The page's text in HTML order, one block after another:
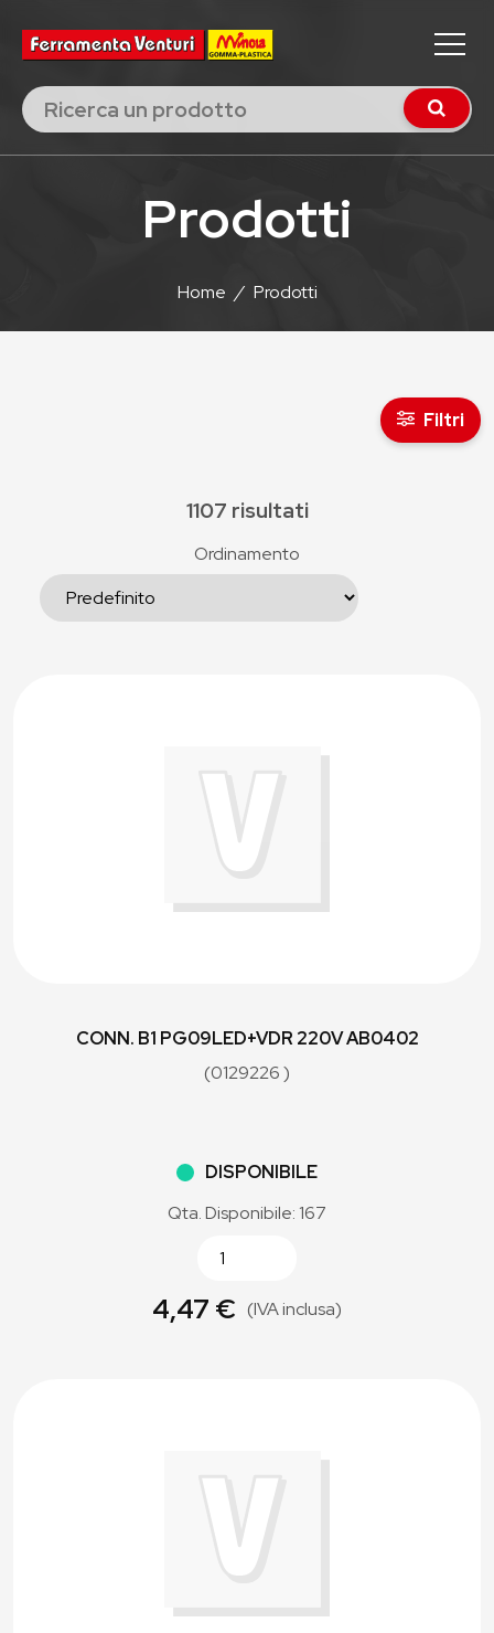
Prodotti
Home / Prodotti
Filtri
1107 risultati
Ordinamento
CONN. B1 PG09LED+VDR 220V AB0402
(0129226 )
DISPONIBILE
Qta. Disponibile: 167
4,47 € (IVA inclusa)